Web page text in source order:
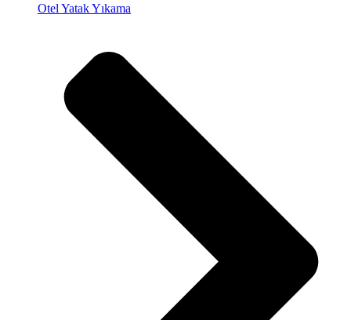
Otel Yatak Yıkama